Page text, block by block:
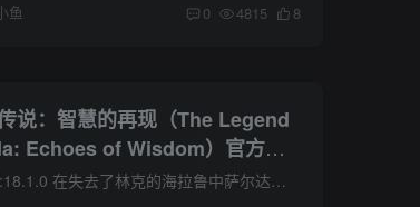
鱼 0 4815 8
说：智慧的再现（The Legend
Echoes of Wisdom）官方中
升补 XCI
系统要求:18.1.0 在失去了林克的海拉鲁中萨尔达公主展开「复制」的旅程。◆萨尔达公主踏上旅途广大的海拉鲁各地出现了不明裂缝，并且引发将人与物体吞没的「神隐」现象，剑士林克也因而失去踪迹...